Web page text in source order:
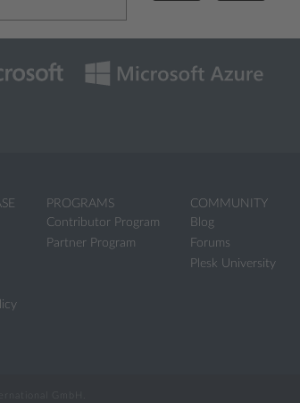
PROGRAMS
Contributor Program
Partner Program
COMMUNITY
Blog
Forums
Plesk University